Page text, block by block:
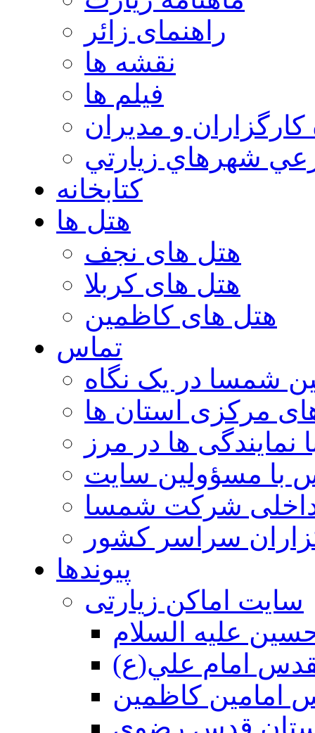
راهنمای زائر
نقشه ها
فیلم ها
كارگزاران و مديران
شهرهاي زيارتي
کتابخانه
هتل ها
هتل های نجف
هتل های کربلا
هتل های کاظمین
تماس
شمسا در یک نگاه
مرکزی استان ها
نمایندگی ها در مرز
با مسؤولین سایت
شرکت شمسا
سراسر کشور
پیوندها
سایت اماکن زیارتی
عليه السلام
امام علي(ع)
امامين كاظمين
قدس رضوي